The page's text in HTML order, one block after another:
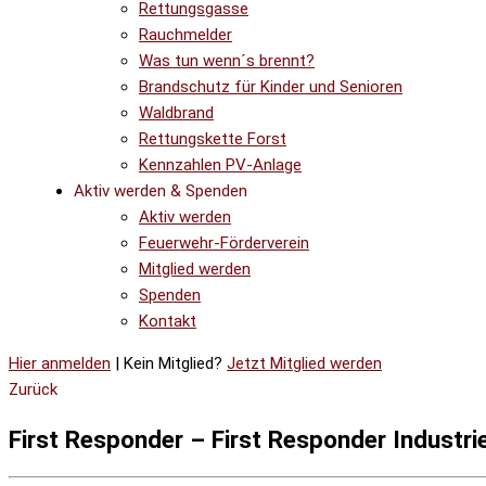
Rettungsgasse
Rauchmelder
Was tun wenn´s brennt?
Brandschutz für Kinder und Senioren
Waldbrand
Rettungskette Forst
Kennzahlen PV-Anlage
Aktiv werden & Spenden
Aktiv werden
Feuerwehr-Förderverein
Mitglied werden
Spenden
Kontakt
Hier anmelden | Kein Mitglied? Jetzt Mitglied werden
Zurück
First Responder – First Responder